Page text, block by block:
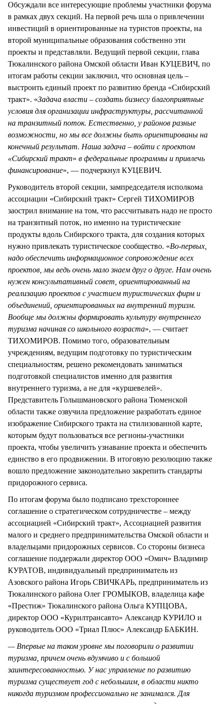
Обсуждали все интересующие проблемы участники форума
в рамках двух секций. На первой речь шла о привлечении
инвестиций в ориентированные на туристов проекты, на
второй муниципальные образования собственно эти
проекты и представляли. Ведущий первой секции, глава
Тюкалинского района Омской области Иван КУЦЕВИЧ, по
итогам работы секции заключил, что основная цель –
выстроить единый проект по развитию бренда «Сибирский
тракт». «Задача власти – создать бизнесу благоприятные
условия для организации инфраструктуры, рассчитанной
на транзитный поток. Естественно, у районов разные
возможности, но мы все должны быть ориентированы на
конечный результат. Наша задача – войти с проектом
«Сибирский тракт» в федеральные программы и привлечь
финансирование», — подчеркнул КУЦЕВИЧ.
Руководитель второй секции, зампредседателя исполкома
ассоциации «Сибирский тракт» Сергей ТИХОМИРОВ
заострил внимание на том, что рассчитывать надо не просто
на транзитный поток, но именно на туристические
продукты вдоль Сибирского тракта, для создания которых
нужно привлекать туристическое сообщество. «Во-первых,
надо обеспечить информационное сопровождение всех
проектов, мы ведь очень мало знаем друг о друге. Нам очень
нужен консультативный совет, ориентированный на
реализацию проектов с участием туристических фирм и
объединений, ориентированных на внутренний туризм.
Вообще мы должны формировать культуру внутреннего
туризма начиная со школьного возраста», — считает
ТИХОМИРОВ. Помимо того, образовательным
учреждениям, ведущим подготовку по туристическим
специальностям, решено рекомендовать заниматься
подготовкой специалистов именно для развития
внутреннего туризма, а не для «куршевелей».
Представитель Голышмановского района Тюменской
области также озвучила предложение разработать единое
изображение Сибирского тракта на стилизованной карте,
которым будут пользоваться все регионы-участники
проекта, чтобы увеличить узнавание проекта и обеспечить
единство в его продвижении. В итоговую резолюцию также
вошло предложение законодательно закрепить стандарты
придорожного сервиса.
По итогам форума было подписано трехстороннее
соглашение о стратегическом сотрудничестве – между
ассоциацией «Сибирский тракт», Ассоциацией развития
малого и среднего предпринимательства Омской области и
владельцами придорожных сервисов. Со стороны бизнеса
соглашение поддержали директор ООО «Омич» Владимир
КУРАТОВ, индивидуальный предприниматель из
Азовского района Игорь СВИЧКАРЬ, предприниматель из
Тюкалинского района Олег ГРОМЫКОВ, владелица кафе
«Престиж» Тюкалинского района Ольга КУПЦОВА,
директор ООО «Курилтрансавто» Александр КУРИЛО и
руководитель ООО «Триал Плюс» Александр БАБКИН.
— Впервые на таком уровне мы поговорили о развитии
туризма, причем очень вдумчиво и с большой
заинтересованностью. У нас управление по развитию
туризма существует год с небольшим, в области никто
никогда туризмом профессионально не занимался. Для